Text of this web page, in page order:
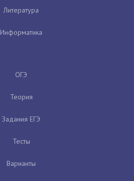
Литература
Информатика
ОГЭ
Теория
Задания ЕГЭ
Тесты
Варианты